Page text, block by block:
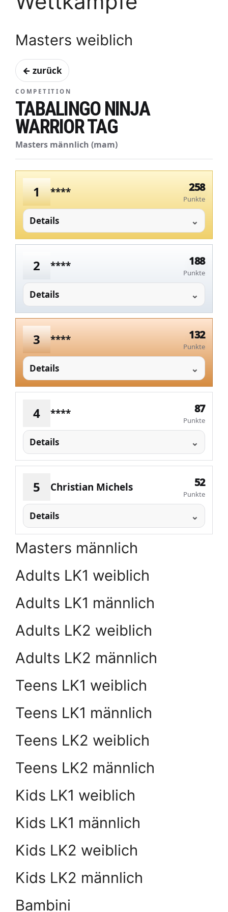
Masters weiblich
← zurück
COMPETITION
TABALINGO NINJA
WARRIOR TAG
Masters männlich (mam)
1 **** 258
Punkte
Details
2 **** 188
Punkte
Details
3 **** 132
Punkte
Details
4 **** 87
Punkte
Details
5 Christian Michels 52
Punkte
Details
Masters männlich
Adults LK1 weiblich
Adults LK1 männlich
Adults LK2 weiblich
Adults LK2 männlich
Teens LK1 weiblich
Teens LK1 männlich
Teens LK2 weiblich
Teens LK2 männlich
Kids LK1 weiblich
Kids LK1 männlich
Kids LK2 weiblich
Kids LK2 männlich
Bambini